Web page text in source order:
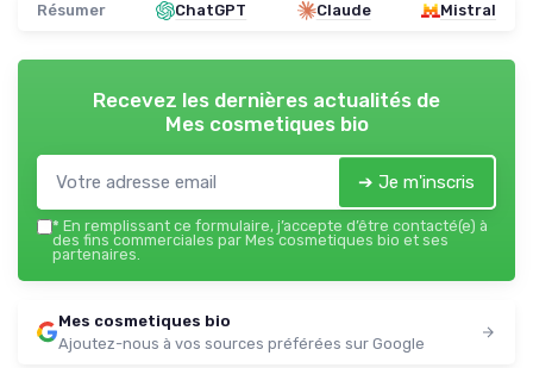
Résumer ChatGPT Claude Mistral
Recevez les dernières actualités de
Mes cosmetiques bio
➔ Je m'inscris
* En remplissant ce formulaire, j’accepte d’être contacté(e) à
des fins commerciales par Mes cosmetiques bio et ses
partenaires.
Mes cosmetiques bio
Ajoutez-nous à vos sources préférées sur Google